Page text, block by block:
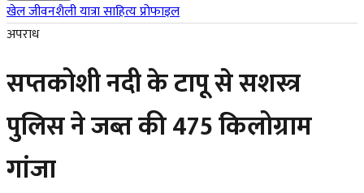
खेलजीवनशैलीयात्रासाहित्यप्रोफाइल
अपराध
सप्तकोशी नदी के टापू से सशस्त्र
पुलिस ने जब्त की 475 किलोग्राम
गांजा